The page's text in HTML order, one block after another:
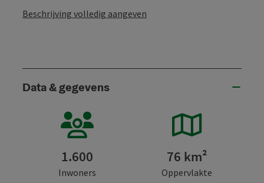
Beschrijving volledig aangeven
Data & gegevens
1.600
Inwoners
76 km²
Oppervlakte